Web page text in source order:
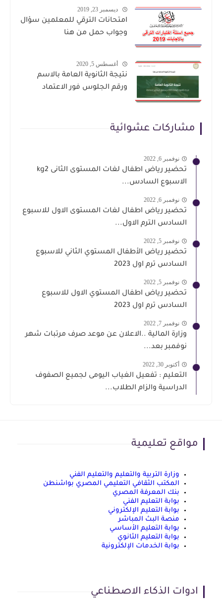
ديسمبر 23, 2019
امتحانات الترقي للمعلمين سؤال
وجواب حمل من هنا
أغسطس 5, 2020
نتيجة الثانوية العامة بالاسم
ورقم الجلوس فور الاعتماد
مشاركات عشوائية
نوفمبر 6, 2022
تحضير رياض اطفال لغات المستوى الثانى kg2
الاسبوع السادس...
نوفمبر 6, 2022
تحضير رياض اطفال لغات المستوى الاول للاسبوع
السادس الترم الاول...
نوفمبر 5, 2022
تحضير رياض الأطفال المستوي الثاني للاسبوع
السادس ترم اول 2023
نوفمبر 5, 2022
تحضير رياض اطفال المستوي الاول للاسبوع
السادس ترم اول 2023
نوفمبر 7, 2022
وزارة المالية ..الاعلان عن موعد صرف مرتبات شهر
نوفمبر بعد...
أكتوبر 30, 2022
التعليم : تفعيل الغياب اليومى لجميع الصفوف
الدراسية والزام الطلاب...
مواقع تعليمية
وزارة التربية والتعليم والتعليم الفني
المكتب الثقافي التعليمي المصري بواشنطن
بنك المعرفة المصري
بوابة التعليم الفني
بوابة التعليم الإلكتروني
منصة البث المباشر
بوابة التعليم الأساسي
بوابة التعليم الثانوي
بوابة الخدمات الإلكترونية
ادوات الذكاء الاصطناعي